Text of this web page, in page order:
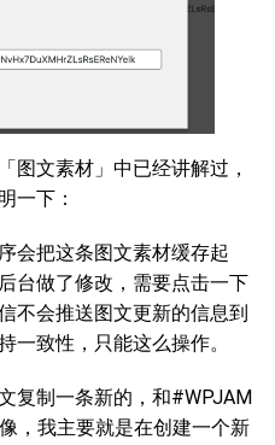
图文素材」中已经讲解过，
一下：
会把这条图文素材缓存起
台做了修改，需要点击一下
不会推送图文更新的信息到
一致性，只能这么操作。
复制一条新的，和#WPJAM
，我主要就是在创建一个新